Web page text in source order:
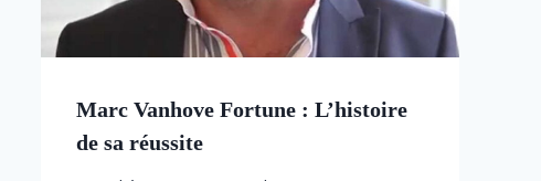
Marc Vanhove Fortune : L’histoire
de sa réussite